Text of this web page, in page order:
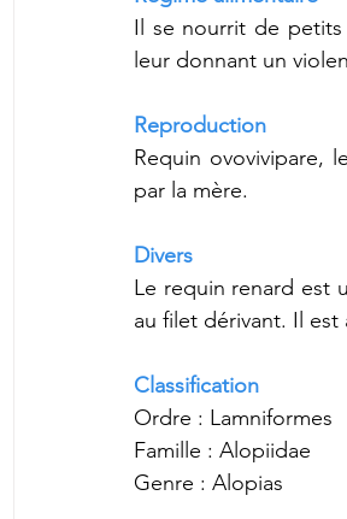
Il se nourrit de
leur donnant un
Reproduction
Requin ovovivipare,
par la mère.
Divers
Le requin renard est
au filet dérivant. Il est
Classification
Ordre : Lamniformes
Famille : Alopiidae
Genre : Alopias